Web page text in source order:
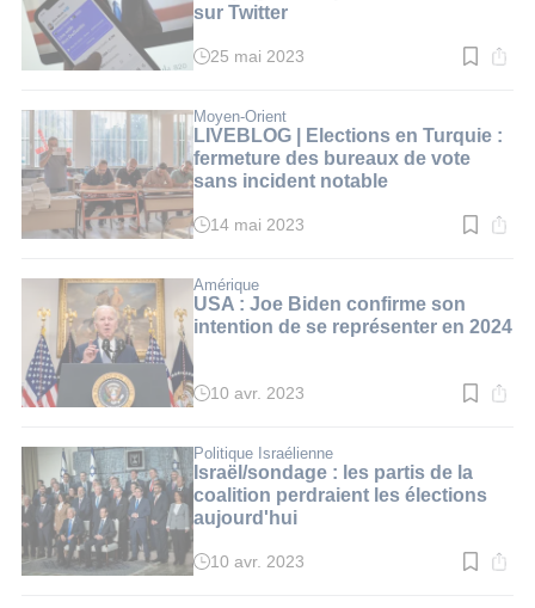
sur Twitter
Temps
:
2
min.
25 mai 2023
Moyen-Orient
LIVEBLOG | Elections en Turquie :
fermeture des bureaux de vote
sans incident notable
Temps
:
2
min.
14 mai 2023
Amérique
USA : Joe Biden confirme son
intention de se représenter en 2024
Temps
:
2
min.
10 avr. 2023
Politique Israélienne
Israël/sondage : les partis de la
coalition perdraient les élections
aujourd'hui
Temps
10 avr. 2023